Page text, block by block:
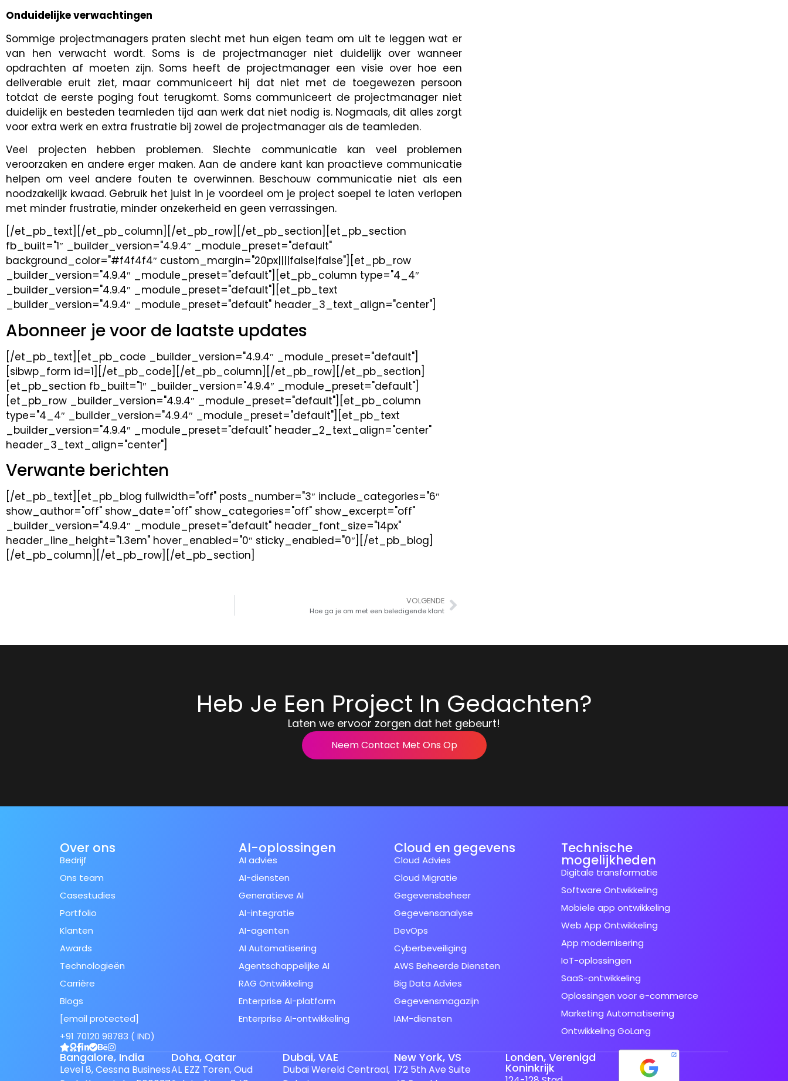
Onduidelijke verwachtingen
Sommige projectmanagers praten slecht met hun eigen team om uit te leggen wat er
van hen verwacht wordt. Soms is de projectmanager niet duidelijk over wanneer
opdrachten af moeten zijn. Soms heeft de projectmanager een visie over hoe een
deliverable eruit ziet, maar communiceert hij dat niet met de toegewezen persoon
totdat de eerste poging fout terugkomt. Soms communiceert de projectmanager niet
duidelijk en besteden teamleden tijd aan werk dat niet nodig is. Nogmaals, dit alles zorgt
voor extra werk en extra frustratie bij zowel de projectmanager als de teamleden.
Veel projecten hebben problemen. Slechte communicatie kan veel problemen
veroorzaken en andere erger maken. Aan de andere kant kan proactieve communicatie
helpen om veel andere fouten te overwinnen. Beschouw communicatie niet als een
noodzakelijk kwaad. Gebruik het juist in je voordeel om je project soepel te laten verlopen
met minder frustratie, minder onzekerheid en geen verrassingen.
[/et_pb_text][/et_pb_column][/et_pb_row][/et_pb_section][et_pb_section
fb_built="1″ _builder_version="4.9.4″ _module_preset="default"
background_color="#f4f4f4″ custom_margin="20px||||false|false"][et_pb_row
_builder_version="4.9.4″ _module_preset="default"][et_pb_column type="4_4″
_builder_version="4.9.4″ _module_preset="default"][et_pb_text
_builder_version="4.9.4″ _module_preset="default" header_3_text_align="center"]
Abonneer je voor de laatste updates
[/et_pb_text][et_pb_code _builder_version="4.9.4″ _module_preset="default"]
[sibwp_form id=1][/et_pb_code][/et_pb_column][/et_pb_row][/et_pb_section]
[et_pb_section fb_built="1″ _builder_version="4.9.4″ _module_preset="default"]
[et_pb_row _builder_version="4.9.4″ _module_preset="default"][et_pb_column
type="4_4″ _builder_version="4.9.4″ _module_preset="default"][et_pb_text
_builder_version="4.9.4″ _module_preset="default" header_2_text_align="center"
header_3_text_align="center"]
Verwante berichten
[/et_pb_text][et_pb_blog fullwidth="off" posts_number="3″ include_categories="6″
show_author="off" show_date="off" show_categories="off" show_excerpt="off"
_builder_version="4.9.4″ _module_preset="default" header_font_size="14px"
header_line_height="1.3em" hover_enabled="0″ sticky_enabled="0″][/et_pb_blog]
[/et_pb_column][/et_pb_row][/et_pb_section]
VOLGENDE
Hoe ga je om met een beledigende klant
Heb Je Een Project In Gedachten?
Laten we ervoor zorgen dat het gebeurt!
Neem Contact Met Ons Op
Over ons
Bedrijf
Ons team
Casestudies
Portfolio
Klanten
Awards
Technologieën
Carrière
Blogs
[email protected]
+91 70120 98783 ( IND)
AI-oplossingen
AI advies
AI-diensten
Generatieve AI
AI-integratie
AI-agenten
AI Automatisering
Agentschappelijke AI
RAG Ontwikkeling
Enterprise AI-platform
Enterprise AI-ontwikkeling
Cloud en gegevens
Cloud Advies
Cloud Migratie
Gegevensbeheer
Gegevensanalyse
DevOps
Cyberbeveiliging
AWS Beheerde Diensten
Big Data Advies
Gegevensmagazijn
IAM-diensten
Technische
mogelijkheden
Digitale transformatie
Software Ontwikkeling
Mobiele app ontwikkeling
Web App Ontwikkeling
App modernisering
IoT-oplossingen
SaaS-ontwikkeling
Oplossingen voor e-commerce
Marketing Automatisering
Ontwikkeling GoLang
Bangalore, India
Level 8, Cessna Business
Doha, Qatar
AL EZZ Toren, Oud
Dubai, VAE
Dubai Wereld Centraal,
New York, VS
172 5th Ave Suite
Londen, Verenigd
Koninkrijk
Swedish
Finnish
Spanish (Spain)